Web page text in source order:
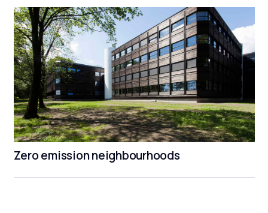
Zero emission neighbourhoods